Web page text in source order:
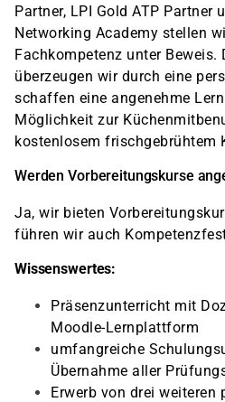
Partner, LPI Gold ATP Partner
Networking Academy stellen
Fachkompetenz unter Beweis.
überzeugen wir durch eine
schaffen eine angenehme
Möglichkeit zur
kostenlosem frischgebrühtem
Werden Vorbereitungskurse
Ja, wir bieten
führen wir auch
Wissenswertes:
Präsenzunterricht mit
Moodle-Lernplattform
umfangreiche
Übernahme aller
Erwerb von drei weiteren